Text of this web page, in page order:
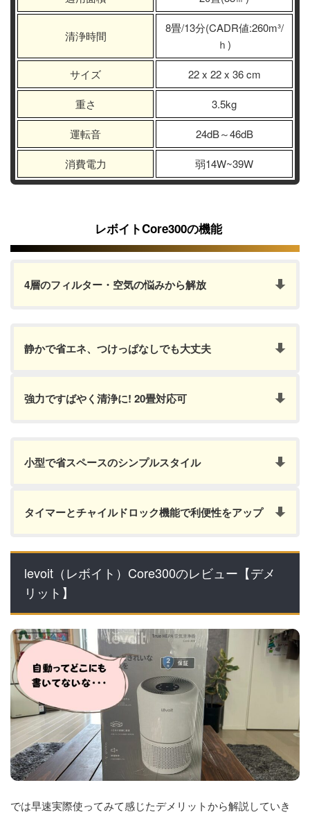
清浄時間
8畳/13分(CADR値:260m³/
ｈ)
サイズ 22 x 22 x 36 cm
重さ 3.5kg
運転音 24dB～46dB
消費電力 弱14W~39W
レボイトCore300の機能
4層のフィルター・空気の悩みから解放
静かで省エネ、つけっぱなしでも大丈夫
強力ですばやく清浄に! 20畳対応可
小型で省スペースのシンプルスタイル
タイマーとチャイルドロック機能で利便性をアップ
levoit（レボイト）Core300のレビュー【デメ
リット】
では早速実際使ってみて感じたデメリットから解説していき